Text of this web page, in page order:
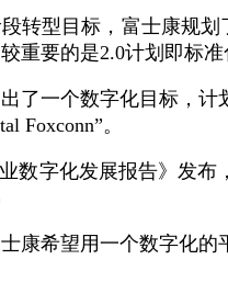
转型目标，富士康规划
重要的是2.0计划即标准
了一个数字化目标，计
Foxconn”。
康希望用一个数字化的